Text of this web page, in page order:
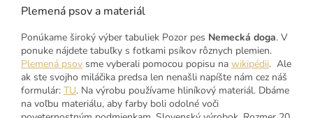
Plemená psov a materiál
Ponúkame široký výber tabuliek Pozor pes Nemecká doga. V
ponuke nájdete tabuľky s fotkami psíkov rôznych plemien.
Plemená psov sme vyberali pomocou popisu na wikipédii. Ale
ak ste svojho miláčika predsa len nenašli napíšte nám cez náš
formulár: TU. Na výrobu používame hliníkový materiál. Dbáme
na voľbu materiálu, aby farby boli odolné voči